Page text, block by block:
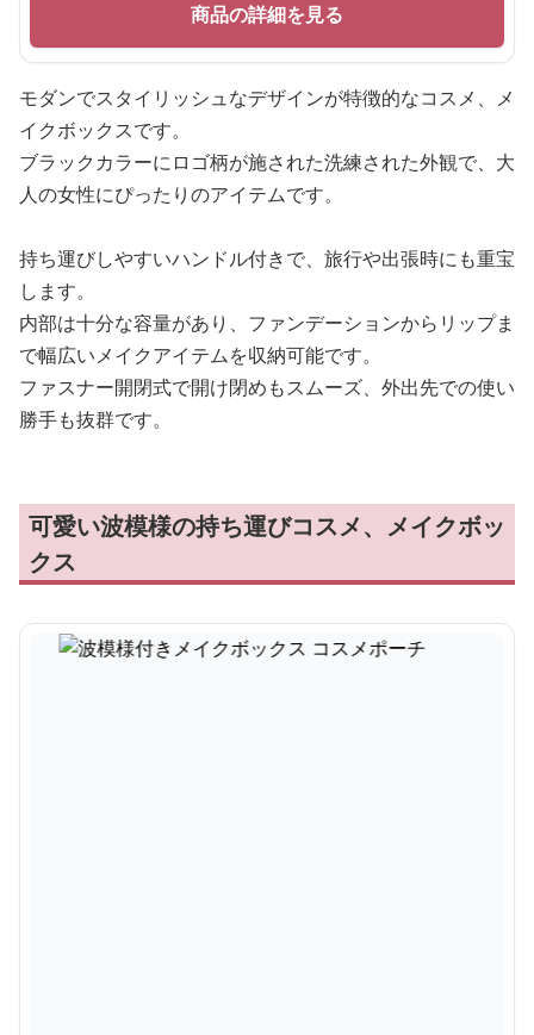
商品の詳細を見る
モダンでスタイリッシュなデザインが特徴的なコスメ、メ
イクボックスです。
ブラックカラーにロゴ柄が施された洗練された外観で、大
人の女性にぴったりのアイテムです。
持ち運びしやすいハンドル付きで、旅行や出張時にも重宝
します。
内部は十分な容量があり、ファンデーションからリップま
で幅広いメイクアイテムを収納可能です。
ファスナー開閉式で開け閉めもスムーズ、外出先での使い
勝手も抜群です。
可愛い波模様の持ち運びコスメ、メイクボッ
クス